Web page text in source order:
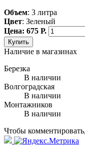
Объем: 3 литра
Цвет: Зеленый
Цена: 675 Р.
Купить
Наличие в магазинах
Березка
В наличии
Волгоградская
В наличии
Монтажников
В наличии
Чтобы